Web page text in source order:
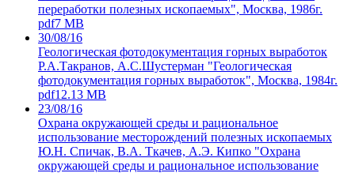
переработки полезных ископаемых", Москва, 1986г.
pdf7 MB
30/08/16
Геологическая фотодокументация горных выработок
Р.А.Такранов, А.С.Шустерман "Геологическая
фотодокументация горных выработок", Москва, 1984г.
pdf12.13 MB
23/08/16
Охрана окружающей среды и рациональное
использование месторождений полезных ископаемых
Ю.Н. Спичак, В.А. Ткачев, А.Э. Кипко "Охрана
окружающей среды и рациональное использование